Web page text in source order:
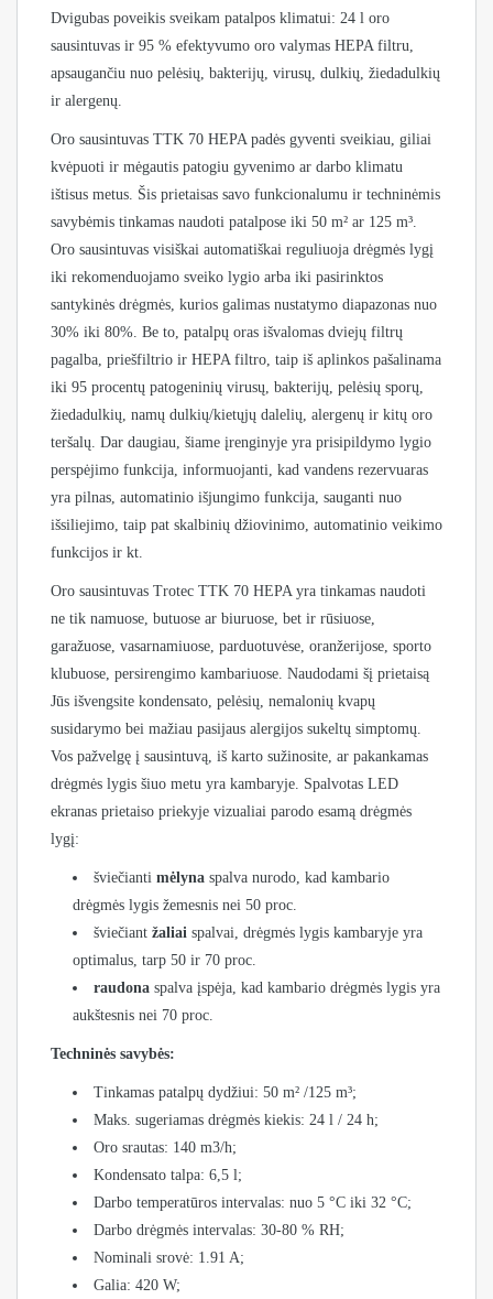
Dvigubas poveikis sveikam patalpos klimatui: 24 l oro
sausintuvas ir 95 % efektyvumo oro valymas HEPA filtru,
apsaugančiu nuo pelėsių, bakterijų, virusų, dulkių, žiedadulkių
ir alergenų.
Oro sausintuvas TTK 70 HEPA padės gyventi sveikiau, giliai
kvėpuoti ir mėgautis patogiu gyvenimo ar darbo klimatu
ištisus metus. Šis prietaisas savo funkcionalumu ir techninėmis
savybėmis tinkamas naudoti patalpose iki 50 m² ar 125 m³.
Oro sausintuvas visiškai automatiškai reguliuoja drėgmės lygį
iki rekomenduojamo sveiko lygio arba iki pasirinktos
santykinės drėgmės, kurios galimas nustatymo diapazonas nuo
30% iki 80%. Be to, patalpų oras išvalomas dviejų filtrų
pagalba, priešfiltrio ir HEPA filtro, taip iš aplinkos pašalinama
iki 95 procentų patogeninių virusų, bakterijų, pelėsių sporų,
žiedadulkių, namų dulkių/kietųjų dalelių, alergenų ir kitų oro
teršalų. Dar daugiau, šiame įrenginyje yra prisipildymo lygio
perspėjimo funkcija, informuojanti, kad vandens rezervuaras
yra pilnas, automatinio išjungimo funkcija, sauganti nuo
išsiliejimo, taip pat skalbinių džiovinimo, automatinio veikimo
funkcijos ir kt.
Oro sausintuvas Trotec TTK 70 HEPA yra tinkamas naudoti
ne tik namuose, butuose ar biuruose, bet ir rūsiuose,
garažuose, vasarnamiuose, parduotuvėse, oranžerijose, sporto
klubuose, persirengimo kambariuose. Naudodami šį prietaisą
Jūs išvengsite kondensato, pelėsių, nemalonių kvapų
susidarymo bei mažiau pasijaus alergijos sukeltų simptomų.
Vos pažvelgę į sausintuvą, iš karto sužinosite, ar pakankamas
drėgmės lygis šiuo metu yra kambaryje. Spalvotas LED
ekranas prietaiso priekyje vizualiai parodo esamą drėgmės
lygį:
šviečianti mėlyna spalva nurodo, kad kambario
drėgmės lygis žemesnis nei 50 proc.
šviečiant žaliai spalvai, drėgmės lygis kambaryje yra
optimalus, tarp 50 ir 70 proc.
raudona spalva įspėja, kad kambario drėgmės lygis yra
aukštesnis nei 70 proc.
Techninės savybės:
Tinkamas patalpų dydžiui: 50 m² /125 m³;
Maks. sugeriamas drėgmės kiekis: 24 l / 24 h;
Oro srautas: 140 m3/h;
Kondensato talpa: 6,5 l;
Darbo temperatūros intervalas: nuo 5 °C iki 32 °C;
Darbo drėgmės intervalas: 30-80 % RH;
Nominali srovė: 1.91 A;
Galia: 420 W;